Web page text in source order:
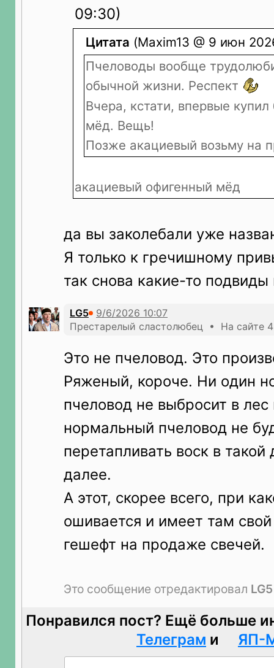
09:30)
Цитата (Maxim13 @ 9 июн
Пчеловоды вообще
обычной жизни. Респект
Вчера, кстати, впервые
мёд. Вещь!
Позже акациевый возьму на
акациевый офигенный мёд
да вы заколебали уже
Я только к гречишному
так снова какие-то подвиды
LG5
Престарелый сластолюбец • На сайте 4
Это не пчеловод. Это
Ряженый, короче. Ни один
пчеловод не выбросит в
нормальный пчеловод не
перетапливать воск в
далее.
А этот, скорее всего, при
ошивается и имеет там
гешефт на продаже свечей.
Это сообщение отредактировал LG5
Понравился пост? Ещё больше
Телеграм и ЯП-